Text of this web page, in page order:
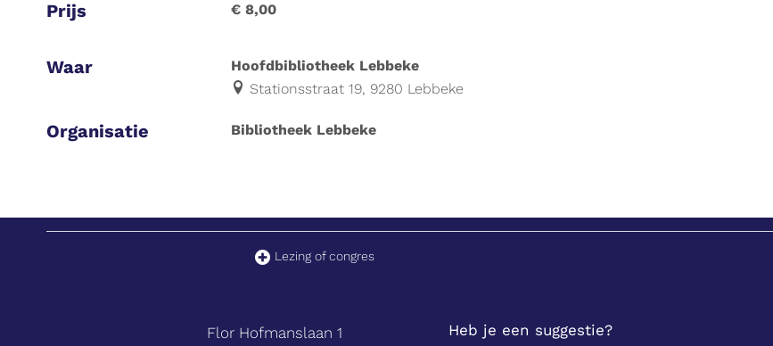
Prijs € 8,00
Waar
Hoofdbibliotheek Lebbeke
Stationsstraat 19, 9280 Lebbeke
Organisatie Bibliotheek Lebbeke
Lezing of congres
Adres
Flor Hofmanslaan 1 Heb je een suggestie?